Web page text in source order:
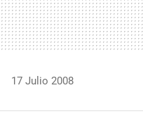
17 Julio 2008